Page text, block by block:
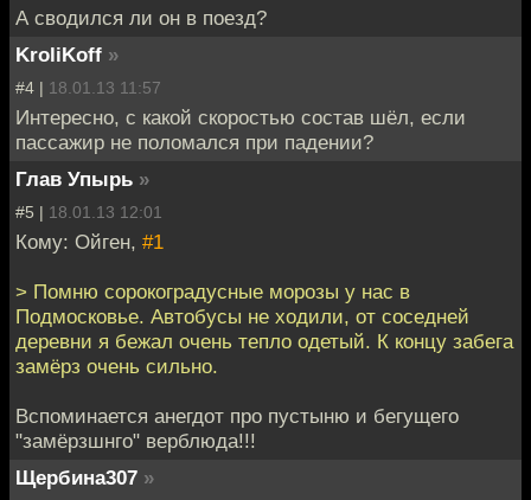
А сводился ли он в поезд?
KroliKoff »
#4 | 18.01.13 11:57
Интересно, с какой скоростью состав шёл, если
пассажир не поломался при падении?
Глав Упырь »
#5 | 18.01.13 12:01
Кому: Ойген, #1
> Помню сорокоградусные морозы у нас в
Подмосковье. Автобусы не ходили, от соседней
деревни я бежал очень тепло одетый. К концу забега
замёрз очень сильно.
Вспоминается анегдот про пустыню и бегущего
"замёрзшнго" верблюда!!!
Щербина307 »